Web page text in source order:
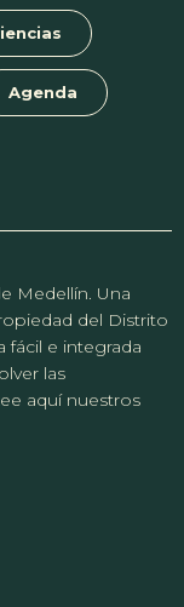
Agenda
Medellín. Una
del Distrito
fácil e integrada
las
aquí nuestros